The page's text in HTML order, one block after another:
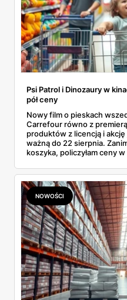
Psi Patrol i Dinozaury w
pół ceny
Nowy film o pieskach
Carrefour równo z premierą
produktów z licencją i
ważną do 22 sierpnia.
koszyka, policzyłam ceny
prawie 140 zł za kilogram,
waflowe bronią się nawet
NOWOŚCI